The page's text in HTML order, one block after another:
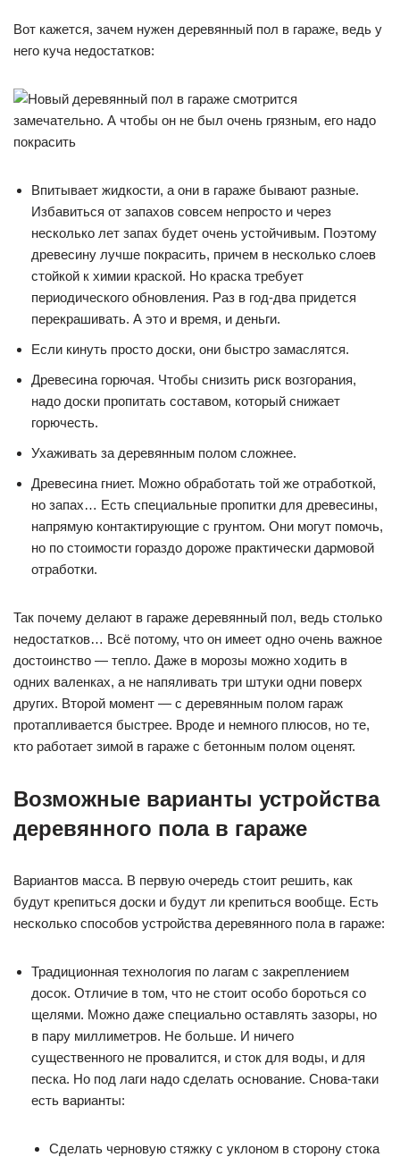
Вот кажется, зачем нужен деревянный пол в гараже, ведь у
него куча недостатков:
Впитывает жидкости, а они в гараже бывают разные.
Избавиться от запахов совсем непросто и через
несколько лет запах будет очень устойчивым. Поэтому
древесину лучше покрасить, причем в несколько слоев
стойкой к химии краской. Но краска требует
периодического обновления. Раз в год-два придется
перекрашивать. А это и время, и деньги.
Если кинуть просто доски, они быстро замаслятся.
Древесина горючая. Чтобы снизить риск возгорания,
надо доски пропитать составом, который снижает
горючесть.
Ухаживать за деревянным полом сложнее.
Древесина гниет. Можно обработать той же отработкой,
но запах… Есть специальные пропитки для древесины,
напрямую контактирующие с грунтом. Они могут помочь,
но по стоимости гораздо дороже практически дармовой
отработки.
Так почему делают в гараже деревянный пол, ведь столько
недостатков… Всё потому, что он имеет одно очень важное
достоинство — тепло. Даже в морозы можно ходить в
одних валенках, а не напяливать три штуки одни поверх
других. Второй момент — с деревянным полом гараж
протапливается быстрее. Вроде и немного плюсов, но те,
кто работает зимой в гараже с бетонным полом оценят.
Возможные варианты устройства
деревянного пола в гараже
Вариантов масса. В первую очередь стоит решить, как
будут крепиться доски и будут ли крепиться вообще. Есть
несколько способов устройства деревянного пола в гараже:
Традиционная технология по лагам с закреплением
досок. Отличие в том, что не стоит особо бороться со
щелями. Можно даже специально оставлять зазоры, но
в пару миллиметров. Не больше. И ничего
существенного не провалится, и сток для воды, и для
песка. Но под лаги надо сделать основание. Снова-таки
есть варианты:
Сделать черновую стяжку с уклоном в сторону стока